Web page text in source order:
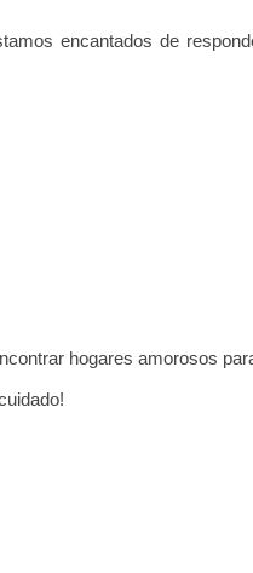
encantados de
hogares amorosos